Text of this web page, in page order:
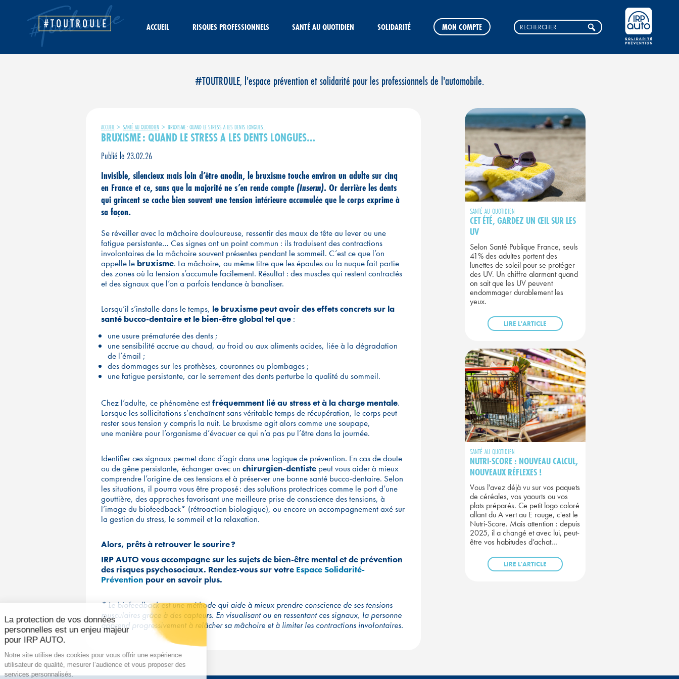
ACCUEIL RISQUES PROFESSIONNELS SANTÉ AU QUOTIDIEN SOLIDARITÉ MON COMPTE
#TOUTROULE, l'espace prévention et solidarité pour les professionnels de l'automobile.
ACCUEIL > SANTÉ AU QUOTIDIEN > BRUXISME : QUAND LE STRESS A LES DENTS LONGUES…
BRUXISME : QUAND LE STRESS A LES DENTS LONGUES…
Publié le 23.02.26
Invisible, silencieux mais loin d’être anodin, le bruxisme touche environ un adulte sur cinq
en France et ce, sans que la majorité ne s’en rende compte (Inserm). Or derrière les dents
qui grincent se cache bien souvent une tension intérieure accumulée que le corps exprime à
sa façon.
Se réveiller avec la mâchoire douloureuse, ressentir des maux de tête au lever ou une
fatigue persistante… Ces signes ont un point commun : ils traduisent des contractions
involontaires de la mâchoire souvent présentes pendant le sommeil. C’est ce que l’on
appelle le bruxisme. La mâchoire, au même titre que les épaules ou la nuque fait partie
des zones où la tension s’accumule facilement. Résultat : des muscles qui restent contractés
et des signaux que l’on a parfois tendance à banaliser.
Lorsqu’il s’installe dans le temps, le bruxisme peut avoir des effets concrets sur la
santé bucco-dentaire et le bien-être global tel que :
une usure prématurée des dents ;
une sensibilité accrue au chaud, au froid ou aux aliments acides, liée à la dégradation
de l’émail ;
des dommages sur les prothèses, couronnes ou plombages ;
une fatigue persistante, car le serrement des dents perturbe la qualité du sommeil.
Chez l’adulte, ce phénomène estfréquemment lié au stress et à la charge mentale.
Lorsque les sollicitations s’enchaînent sans véritable temps de récupération, le corps peut
rester sous tension y compris la nuit. Le bruxisme agit alors comme une soupape,
une manière pour l’organisme d’évacuer ce qui n’a pas pu l’être dans la journée.
Identifier ces signaux permet donc d’agir dans une logique de prévention. En cas de doute
ou de gêne persistante, échanger avec un chirurgien-dentiste peut vous aider à mieux
comprendre l’origine de ces tensions et à préserver une bonne santé bucco-dentaire. Selon
les situations, il pourra vous être proposé : des solutions protectrices comme le port d’une
gouttière, des approches favorisant une meilleure prise de conscience des tensions, à
l’image du biofeedback* (rétroaction biologique), ou encore un accompagnement axé sur
la gestion du stress, le sommeil et la relaxation.
Alors, prêts à retrouver le sourire ?
IRP AUTO vous accompagne sur les sujets de bien-être mental et de prévention
des risques psychosociaux. Rendez-vous sur votre Espace Solidarité-
Prévention pour en savoir plus.
* Le biofeedback est une méthode qui aide à mieux prendre conscience de ses tensions
musculaires grâce à des capteurs. En visualisant ou en ressentant ces signaux, la personne
apprend progressivement à relâcher sa mâchoire et à limiter les contractions involontaires.
SANTÉ AU QUOTIDIEN
CET ÉTÉ, GARDEZ UN ŒIL SUR LES
UV
Selon Santé Publique France, seuls
41% des adultes portent des
lunettes de soleil pour se protéger
des UV. Un chiffre alarmant quand
on sait que les UV peuvent
endommager durablement les
yeux.
LIRE L'ARTICLE
SANTÉ AU QUOTIDIEN
NUTRI-SCORE : NOUVEAU CALCUL,
NOUVEAUX RÉFLEXES !
Vous l'avez déjà vu sur vos paquets
de céréales, vos yaourts ou vos
plats préparés. Ce petit logo coloré
allant du A vert au E rouge, c'est le
Nutri-Score. Mais attention : depuis
2025, il a changé et avec lui, peut-
être vos habitudes d’achat…
LIRE L'ARTICLE